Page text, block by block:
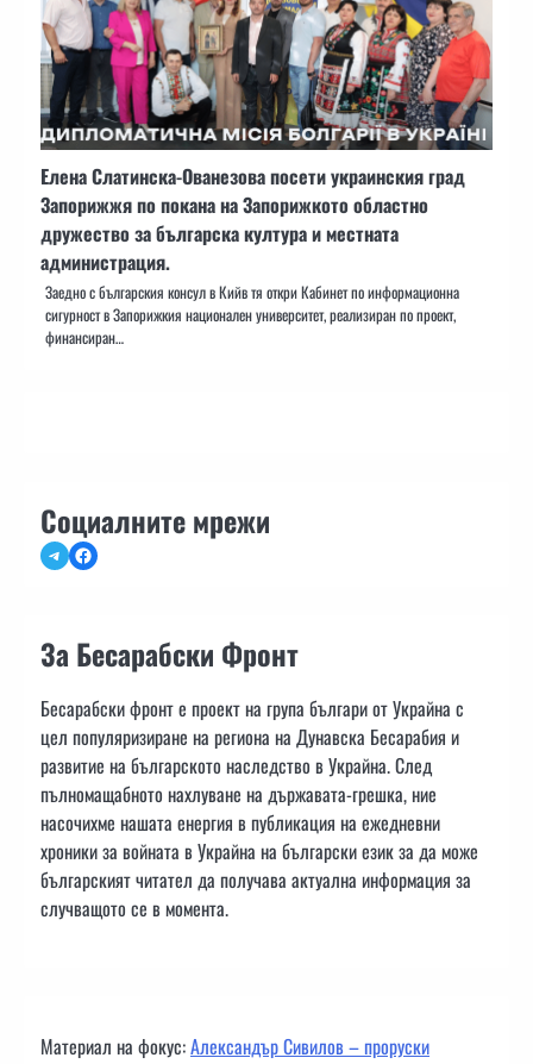
Елена Слатинска-Ованезова посети украинския град
Запорижжя по покана на Запорижкото областно
дружество за българска култура и местната
администрация.
Заедно с българския консул в Кийв тя откри Кабинет по информационна
сигурност в Запорижкия национален университет, реализиран по проект,
финансиран…
Социалните мрежи
TelegramFacebook
За Бесарабски Фронт
Бесарабски фронт е проект на група българи от Украйна с
цел популяризиране на региона на Дунавска Бесарабия и
развитие на българското наследство в Украйна. След
пълномащабното нахлуване на държавата-грешка, ние
насочихме нашата енергия в публикация на ежедневни
хроники за войната в Украйна на български език за да може
българският читател да получава актуална информация за
случващото се в момента.
Материал на фокус:Александър Сивилов – проруски